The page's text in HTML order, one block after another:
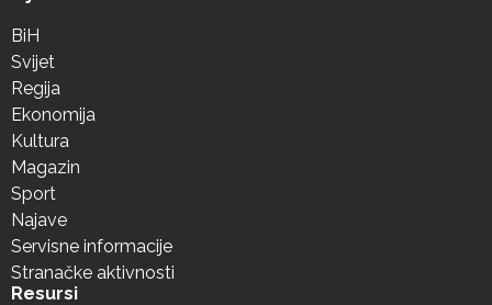
BiH
Svijet
Regija
Ekonomija
Kultura
Magazin
Sport
Najave
Servisne informacije
Stranačke aktivnosti
Resursi